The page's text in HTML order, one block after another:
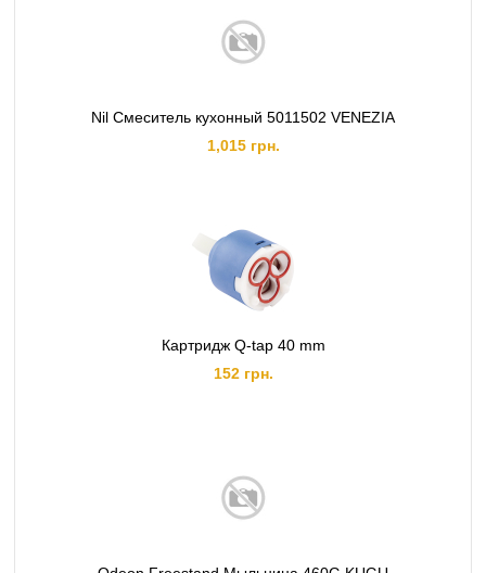
Nil Смеситель кухонный 5011502 VENEZIA
1,015 грн.
Картридж Q-tap 40 mm
152 грн.